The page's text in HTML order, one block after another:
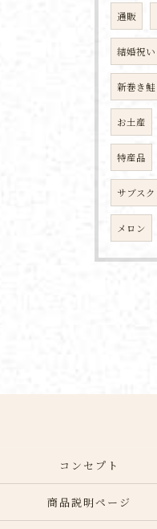
通販
結婚祝い
新巻き鮭
お土産
特産品
サブスク
メロン
コンセプト
商品説明ページ